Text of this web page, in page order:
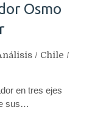
Osmo
/ Chile /
en tres ejes
sus…